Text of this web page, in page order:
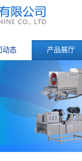
动态 产品展厅